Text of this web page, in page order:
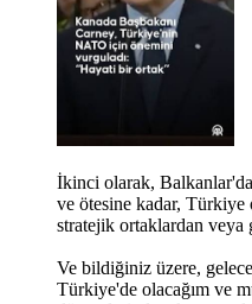
İkinci olarak,
ve ötesine kadar,
stratejik ortaklardan veya
Ve bildiğiniz üzere,
Türkiye'de olacağım ve